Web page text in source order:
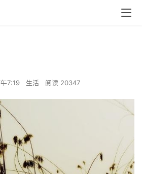
7:19 生活 阅读 20347